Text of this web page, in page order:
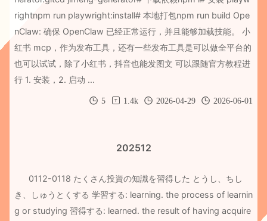
rightnpm run playwright:install# 本地打包npm run build Ope
nClaw: 确保 OpenClaw 已经正常运行，并且能够加载技能。 小
红书 mcp，作为发布工具，还有一些发布工具是可以做全平台的
也可以试试，除了小红书，抖音也能发图文 可以跟随官方教程进
行 1. 安装，2. 启动 ...
5 1.4k 2026-04-29 2026-06-01
202512
0112-0118 たくさん投資の知識を習得した とうし、ちし
き、しゅうとくする 学習する: learning. the process of learnin
g or studying 習得する: learned. the result of having acquire